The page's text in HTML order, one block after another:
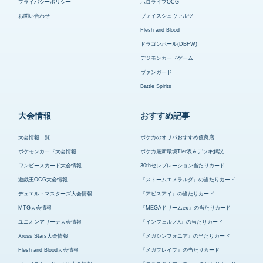
プライバシーポリシー
お問い合わせ
ホロライブOCG
ヴァイスシュヴァルツ
Flesh and Blood
ドラゴンボール(DBFW)
デジモンカードゲーム
ヴァンガード
Battle Spirits
大会情報
大会情報一覧
ポケモンカード大会情報
ワンピースカード大会情報
遊戯王OCG大会情報
デュエル・マスターズ大会情報
MTG大会情報
ユニオンアリーナ大会情報
Xross Stars大会情報
Flesh and Blood大会情報
おすすめ記事
ポケカのオリパおすすめ優良店
ポケカ最新環境Tier表＆デッキ解説
30thセレブレーション当たりカード
『ストームエメラルダ』の当たりカード
『アビスアイ』の当たりカード
『MEGAドリームex』の当たりカード
『インフェルノX』の当たりカード
『メガシンフォニア』の当たりカード
『メガブレイブ』の当たりカード